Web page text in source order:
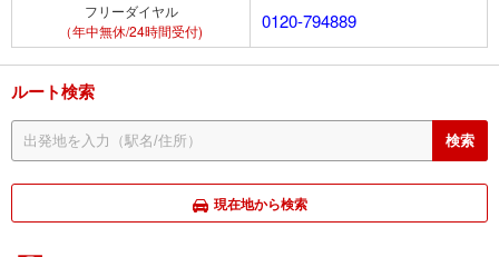
フリーダイヤル
（年中無休/24時間受付)
0120-794889
ルート検索
現在地から検索